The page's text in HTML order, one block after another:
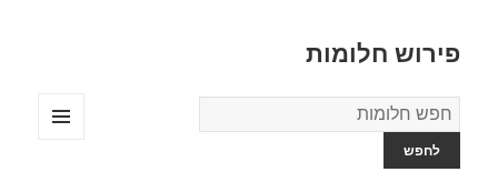
פירוש חלומות
מילון
החלומות